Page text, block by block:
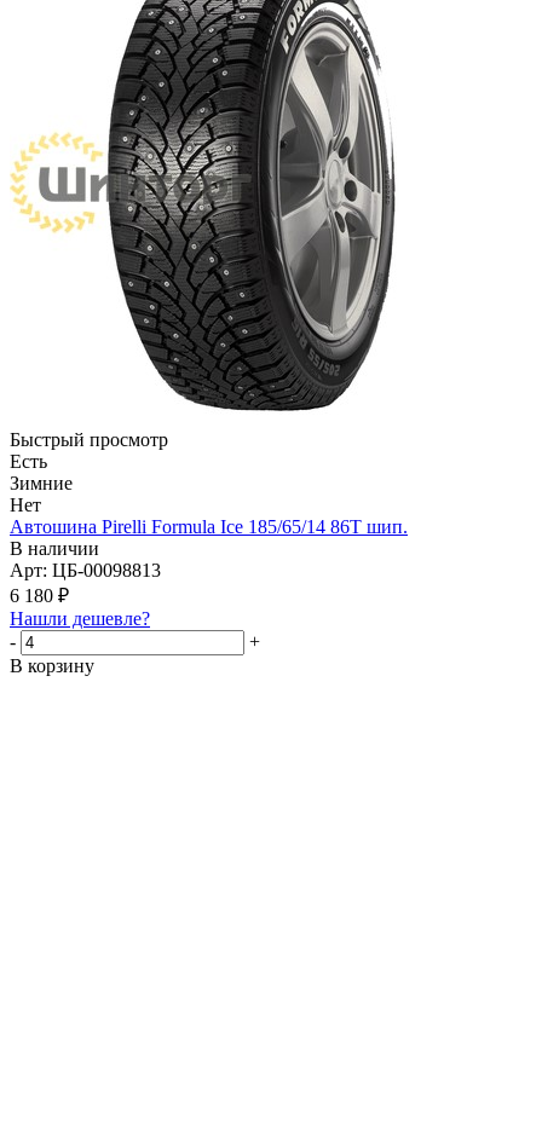
Быстрый просмотр
Есть
Зимние
Нет
Автошина Pirelli Formula Ice 185/65/14 86T шип.
В наличии
Арт: ЦБ-00098813
6 180 ₽
Нашли дешевле?
-
+
В корзину